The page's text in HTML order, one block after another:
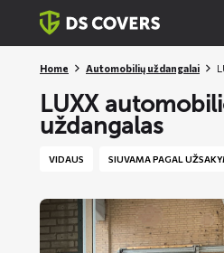
Skiplinks
Home Automobilių uždangalai
LUXX
uždangalas
VIDAUS SIUVAMA PAGAL